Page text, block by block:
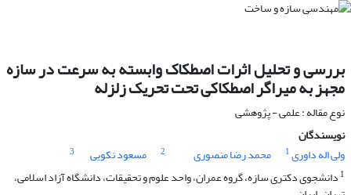
بررسی و تحلیل اثرات اصطکاک وابسته به سرعت در سازه
مجهز به میراگر اصطکاکی تحت تحریک زلزله
نوع مقاله : علمی - پژوهشی
نویسندگان
ولی اله داوری1 محمد رضا منصوری 2 مسعود نکویی
3
1 دانشجوی دکتری سازه، گروه عمران، واحد علوم و تحقیقات، دانشگاه آزاد اسلامی،